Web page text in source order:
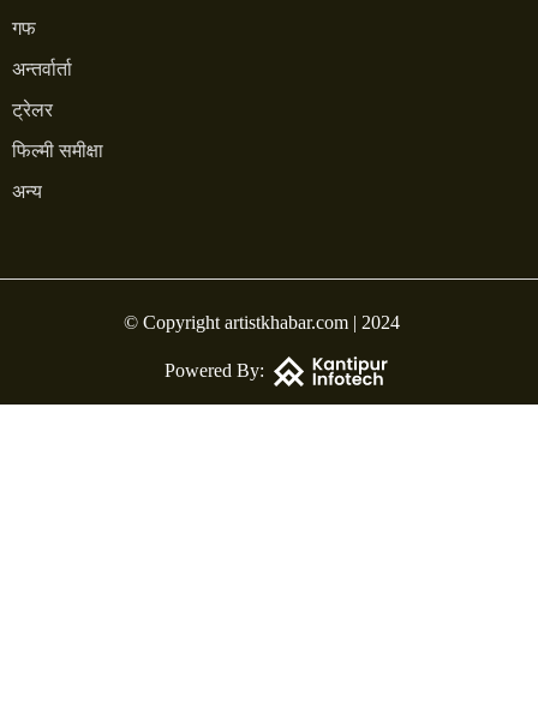
गफ
अन्तर्वार्ता
ट्रेलर
फिल्मी समीक्षा
अन्य
© Copyright artistkhabar.com | 2024
Powered By: